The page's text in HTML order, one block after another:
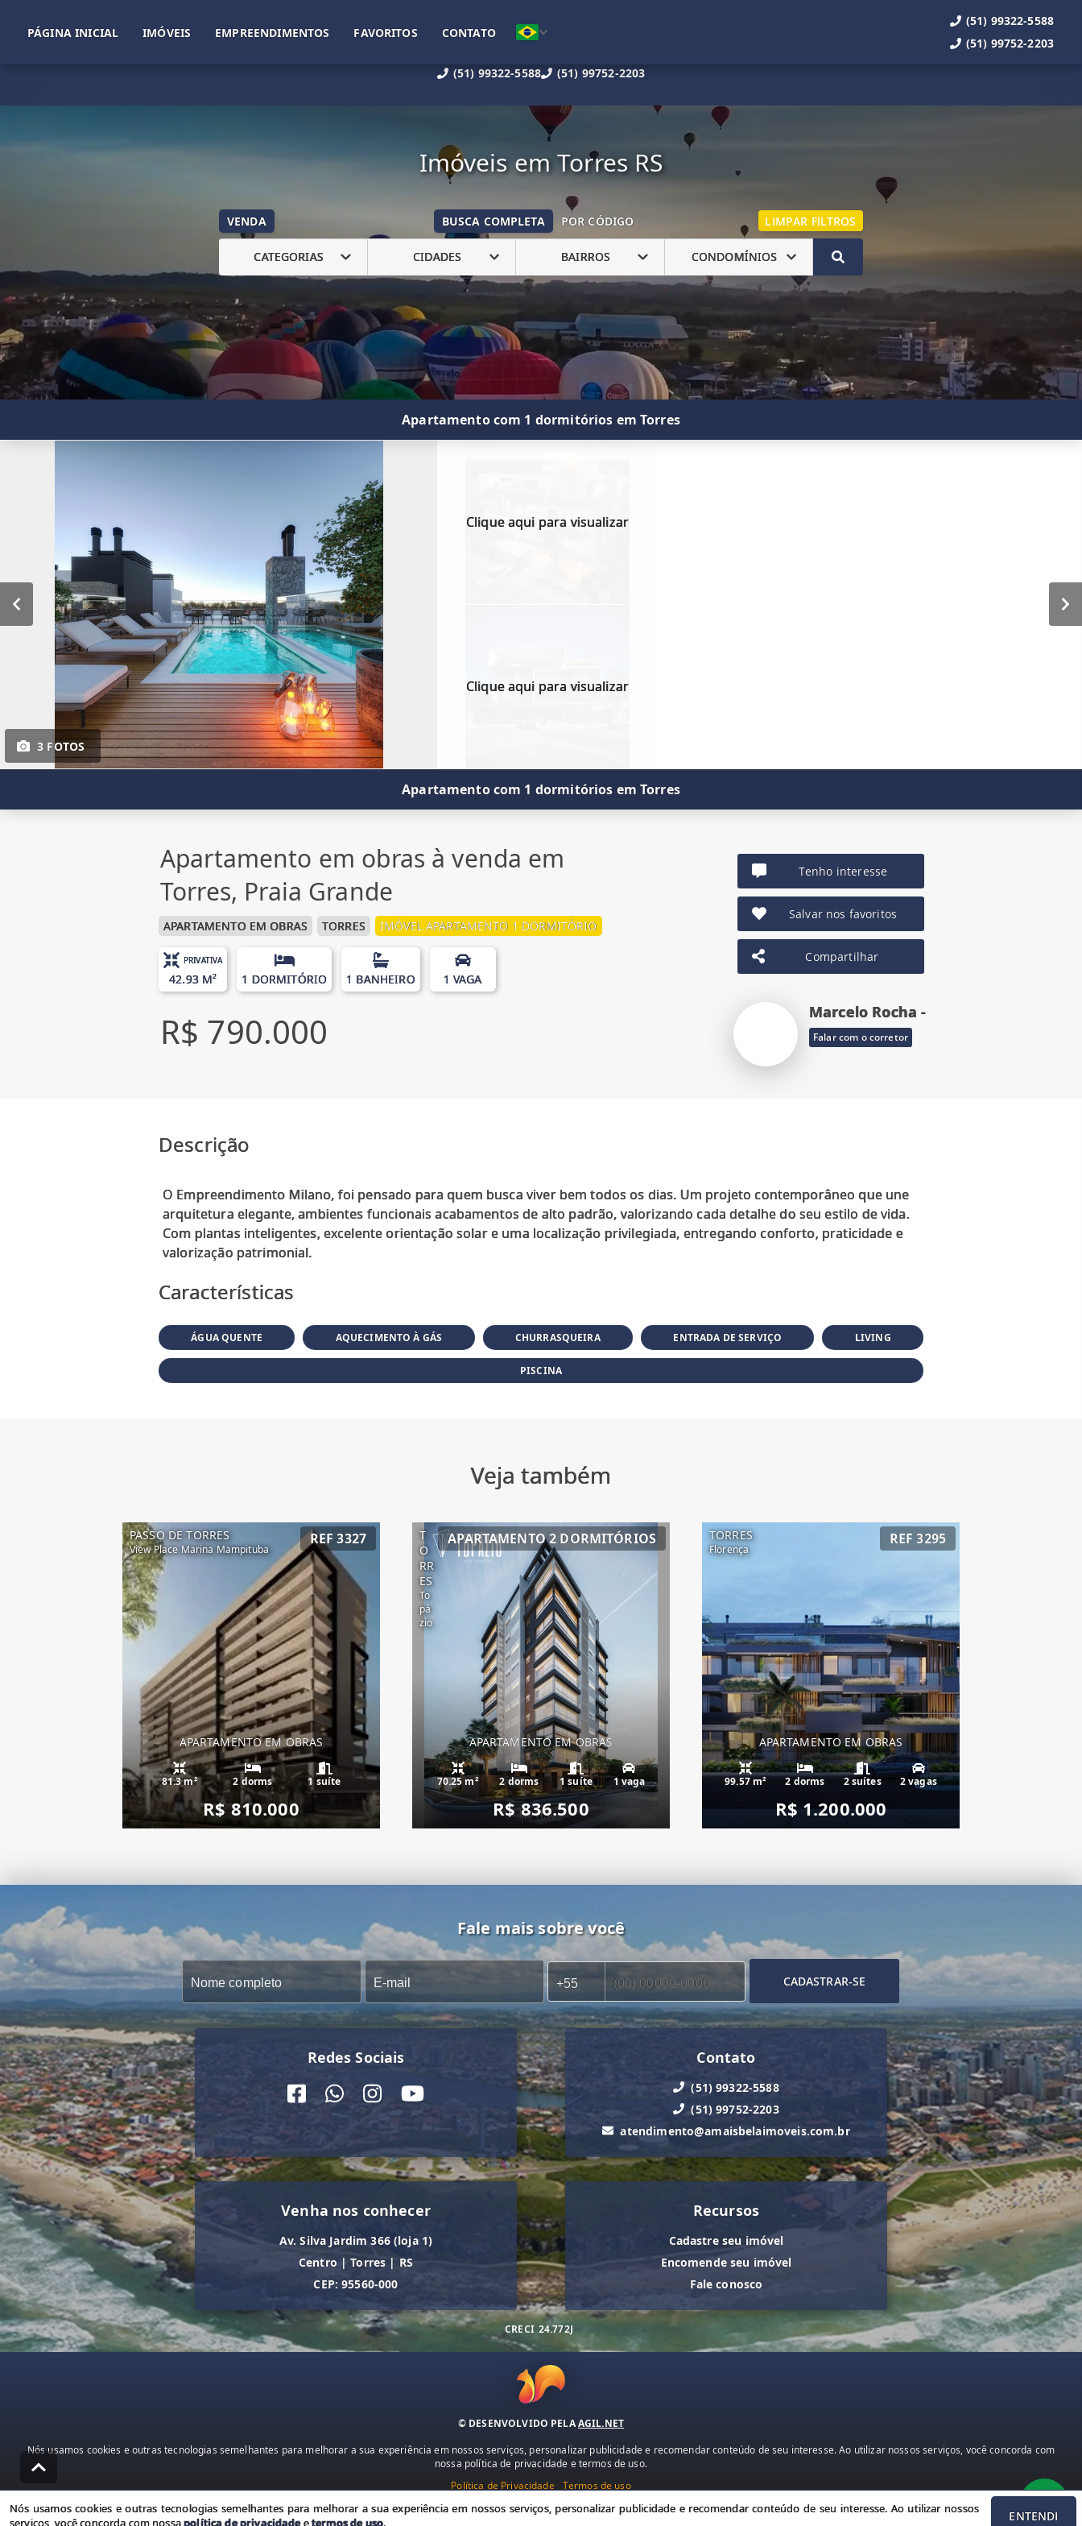
(51) 99322-5588 (51) 99752-2203
PÁGINA INICIAL IMÓVEIS EMPREENDIMENTOS FAVORITOS CONTATO
(51) 99322-5588
(51) 99752-2203
Imóveis em Torres RS
VENDA BUSCA COMPLETA POR CÓDIGO LIMPAR FILTROS
CATEGORIAS CIDADES BAIRROS CONDOMÍNIOS
Apartamento com 1 dormitórios em Torres
3 FOTOS
Clique aqui para visualizar
Clique aqui para visualizar
Apartamento com 1 dormitórios em Torres
Apartamento em obras à venda em
Torres, Praia Grande
APARTAMENTO EM OBRAS TORRES IMÓVEL APARTAMENTO 1 DORMITÓRIO
PRIVATIVA
42.93 M² 1 DORMITÓRIO 1 BANHEIRO 1 VAGA
R$ 790.000
Tenho interesse
Salvar nos favoritos
Compartilhar
Marcelo Rocha -
Falar com o corretor
Descrição
O Empreendimento Milano, foi pensado para quem busca viver bem todos os dias. Um projeto contemporâneo que une
arquitetura elegante, ambientes funcionais acabamentos de alto padrão, valorizando cada detalhe do seu estilo de vida.
Com plantas inteligentes, excelente orientação solar e uma localização privilegiada, entregando conforto, praticidade e
Características
ÁGUA QUENTE AQUECIMENTO À GÁS CHURRASQUEIRA ENTRADA DE SERVIÇO LIVING
PISCINA
Veja também
PASSO DE TORRES
View Place Marina Mampituba
REF 3327
APARTAMENTO EM OBRAS
81.3 m² 2 dorms 1 suíte
R$ 810.000
T
O
RR
ES
To
pá
zio
APARTAMENTO 2 DORMITÓRIOS
APARTAMENTO EM OBRAS
70.25 m² 2 dorms 1 suíte 1 vaga
R$ 836.500
TORRES
Florença
REF 3295
APARTAMENTO EM OBRAS
99.57 m² 2 dorms 2 suítes 2 vagas
R$ 1.200.000
Fale mais sobre você
CADASTRAR-SE
Redes Sociais Contato
(51) 99322-5588
(51) 99752-2203
atendimento@amaisbelaimoveis.com.br
Venha nos conhecer
Av. Silva Jardim 366 (loja 1)
Centro | Torres | RS
CEP: 95560-000
Recursos
Cadastre seu imóvel
Encomende seu imóvel
Fale conosco
CRECI 24.772J
© DESENVOLVIDO PELAAGIL.NET
Nós usamos cookies e outras tecnologias semelhantes para melhorar a sua experiência em nossos serviços, personalizar publicidade e recomendar conteúdo de seu interesse. Ao utilizar nossos serviços, você concorda com
nossa política de privacidade e termos de uso.
Política de Privacidade
Termos de uso
Nós usamos cookies e outras tecnologias semelhantes para melhorar a sua experiência em nossos serviços, personalizar publicidade e recomendar conteúdo de seu interesse. Ao utilizar nossos
serviços, você concorda com nossapolítica de privacidadeetermos de uso. ENTENDI